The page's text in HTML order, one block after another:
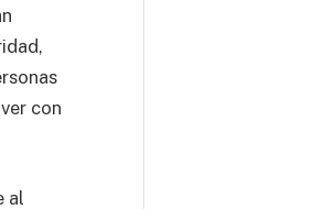
con
al